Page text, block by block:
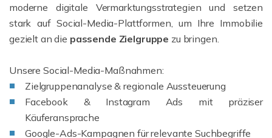
moderne digitale Vermarktungsstrategien und setzen
stark auf Social-Media-Plattformen, um Ihre Immobilie
gezielt an die passende Zielgruppe zu bringen.
Unsere Social-Media-Maßnahmen:
Zielgruppenanalyse & regionale Aussteuerung
Facebook & Instagram Ads mit präziser
Käuferansprache
Google-Ads-Kampagnen für relevante Suchbegriffe